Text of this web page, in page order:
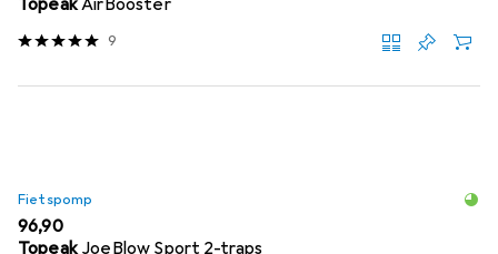
9
Fietspomp
EUR
96,90
Topeak JoeBlow Sport 2-traps